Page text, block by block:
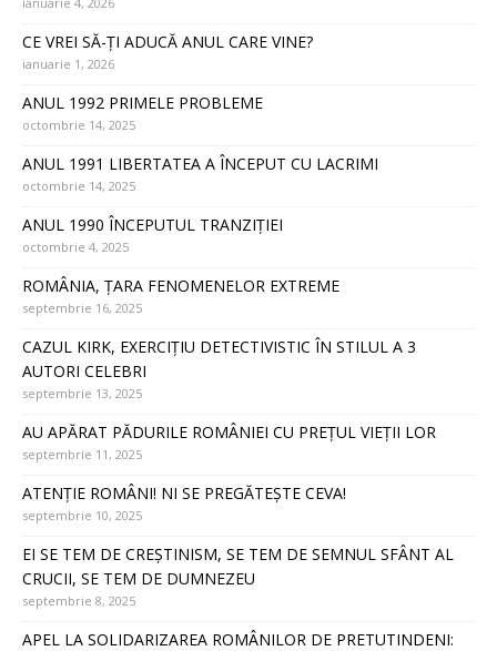
CE VREI SĂ-ȚI ADUCĂ ANUL CARE VINE?
ianuarie 1, 2026
ANUL 1992 PRIMELE PROBLEME
octombrie 14, 2025
ANUL 1991 LIBERTATEA A ÎNCEPUT CU LACRIMI
octombrie 14, 2025
ANUL 1990 ÎNCEPUTUL TRANZIȚIEI
octombrie 4, 2025
ROMÂNIA, ȚARA FENOMENELOR EXTREME
septembrie 16, 2025
CAZUL KIRK, EXERCIȚIU DETECTIVISTIC ÎN STILUL A 3
AUTORI CELEBRI
septembrie 13, 2025
AU APĂRAT PĂDURILE ROMÂNIEI CU PREȚUL VIEȚII LOR
septembrie 11, 2025
ATENȚIE ROMÂNI! NI SE PREGĂTEȘTE CEVA!
septembrie 10, 2025
EI SE TEM DE CREȘTINISM, SE TEM DE SEMNUL SFÂNT AL
CRUCII, SE TEM DE DUMNEZEU
septembrie 8, 2025
APEL LA SOLIDARIZAREA ROMÂNILOR DE PRETUTINDENI: